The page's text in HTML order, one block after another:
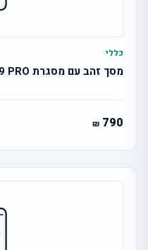
כללי
מסך זהב עם מסגרת Huawei Mate 9 PRO
790